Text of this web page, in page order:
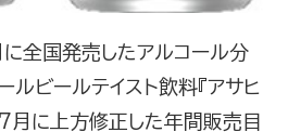
全国発売したアルコール分
ビールテイスト飲料『アサヒ
月に上方修正した年間販売目